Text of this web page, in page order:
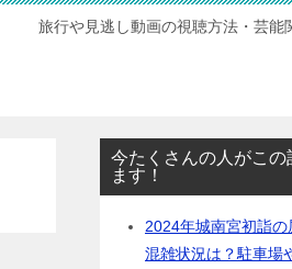
旅行や見逃し動画の視聴方法・芸能
今たくさんの人がこの
ます！
2024年城南宮初詣
混雑状況は？駐車場